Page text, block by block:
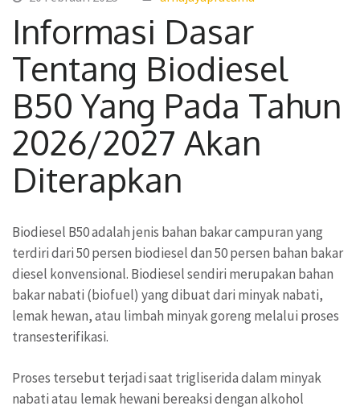
Informasi Dasar
Tentang Biodiesel
B50 Yang Pada Tahun
2026/2027 Akan
Diterapkan
Biodiesel B50 adalah jenis bahan bakar campuran yang
terdiri dari 50 persen biodiesel dan 50 persen bahan bakar
diesel konvensional. Biodiesel sendiri merupakan bahan
bakar nabati (biofuel) yang dibuat dari minyak nabati,
lemak hewan, atau limbah minyak goreng melalui proses
transesterifikasi.
Proses tersebut terjadi saat trigliserida dalam minyak
nabati atau lemak hewani bereaksi dengan alkohol